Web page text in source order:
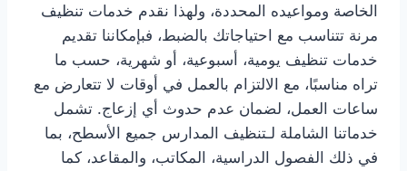
الخاصة ومواعيده المحددة، ولهذا نقدم خدمات تنظيف
مرنة تتناسب مع احتياجاتك بالضبط، فبإمكاننا تقديم
خدمات تنظيف يومية، أسبوعية، أو شهرية، حسب ما
تراه مناسبًا، مع الالتزام بالعمل في أوقات لا تتعارض مع
ساعات العمل، لضمان عدم حدوث أي إزعاج. تشمل
خدماتنا الشاملة لـتنظيف المدارس جميع الأسطح، بما
في ذلك الفصول الدراسية، المكاتب، والمقاعد، كما